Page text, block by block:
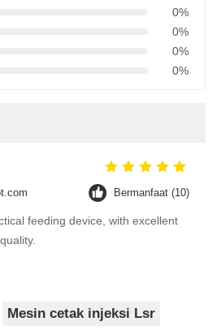
0%
0%
0%
0%
Bermanfaat (10)
feeding device, with excellent
Mesin cetak injeksi Lsr